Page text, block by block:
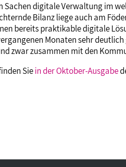
Sachen digitale Verwaltung im
Bilanz liege auch am
bereits praktikable digitale
Monaten sehr
zwar zusammen mit den
Siein der Oktober-Ausgabe